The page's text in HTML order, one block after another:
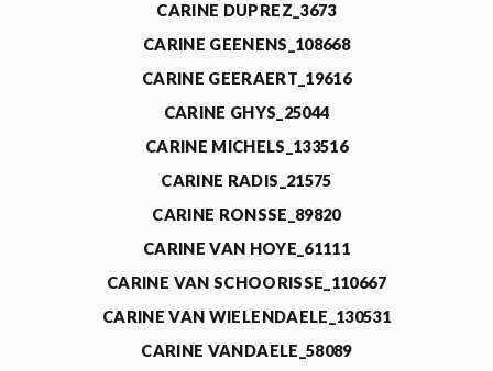
CARINE DUPREZ_3673
CARINE GEENENS_108668
CARINE GEERAERT_19616
CARINE GHYS_25044
CARINE MICHELS_133516
CARINE RADIS_21575
CARINE RONSSE_89820
CARINE VAN HOYE_61111
CARINE VAN SCHOORISSE_110667
CARINE VAN WIELENDAELE_130531
CARINE VANDAELE_58089